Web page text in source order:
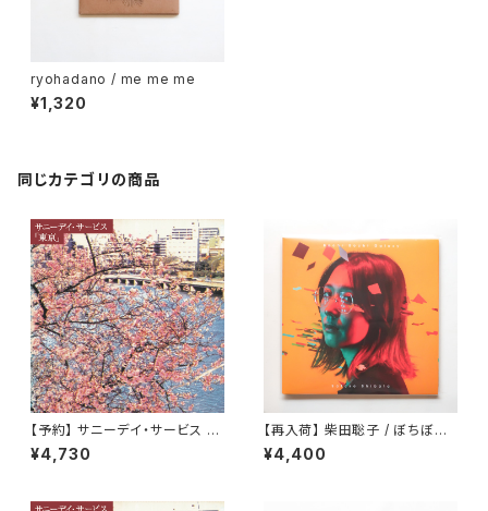
ryohadano / me me me
¥1,320
同じカテゴリの商品
【予約】 サニーデイ・サービス /
東京 （LP）
¥4,730
【再入荷】 柴田聡子 / ぼちぼち
銀河
¥4,400